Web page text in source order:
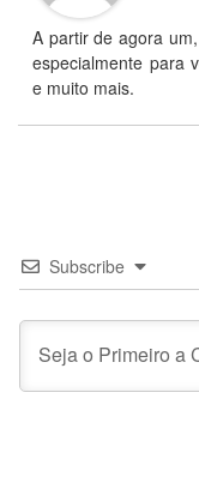
A partir de agora
especialmente para
e muito mais.
Subscribe